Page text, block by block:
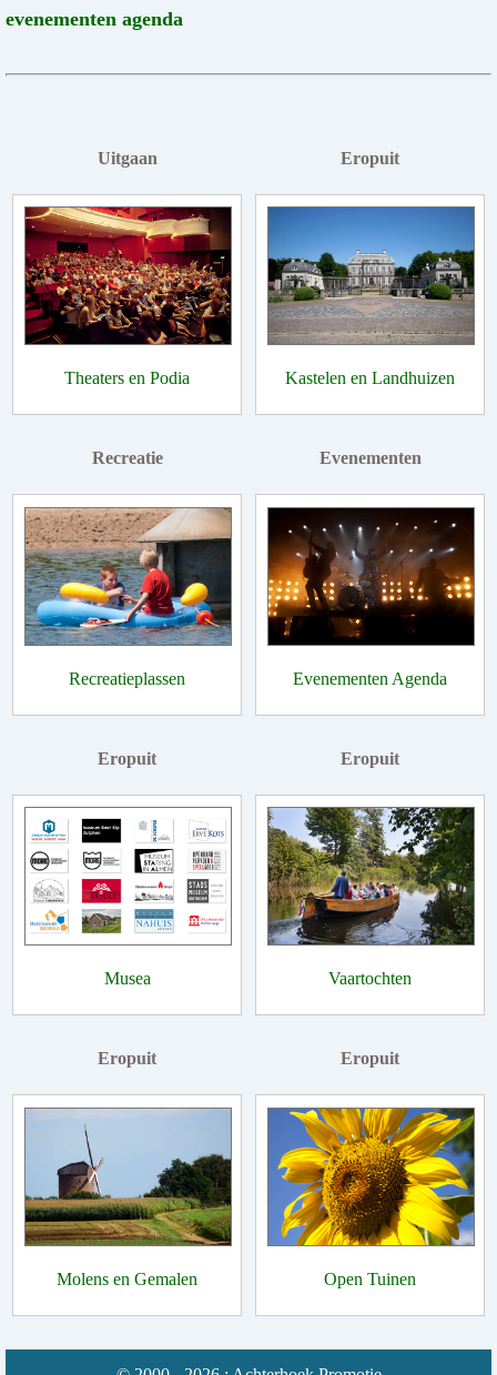
evenementen agenda
Uitgaan
Theaters en Podia
Eropuit
Kastelen en Landhuizen
Recreatie
Recreatieplassen
Evenementen
Evenementen Agenda
Eropuit
Musea
Eropuit
Vaartochten
Eropuit
Molens en Gemalen
Eropuit
Open Tuinen